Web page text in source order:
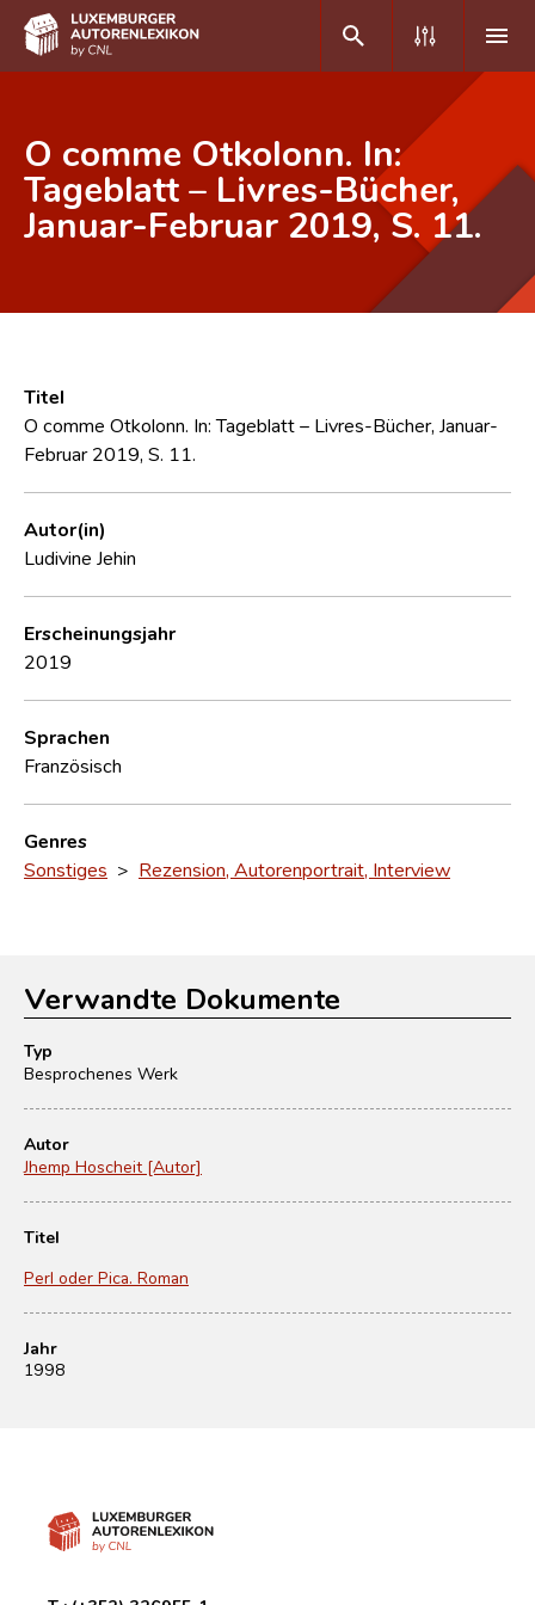
DE FR
Home
Erweiterte Suche
CNL
Forschungsgruppe
O comme Otkolonn. In:
Tageblatt – Livres-Bücher,
Januar-Februar 2019, S. 11.
Titel
O comme Otkolonn. In: Tageblatt – Livres-Bücher, Januar-
Februar 2019, S. 11.
Autor(in)
Ludivine Jehin
Erscheinungsjahr
2019
Sprachen
Französisch
Genres
Sonstiges > Rezension, Autorenportrait, Interview
Verwandte Dokumente
Typ
Besprochenes Werk
Autor
Jhemp Hoscheit [Autor]
Titel
Perl oder Pica. Roman
Jahr
1998